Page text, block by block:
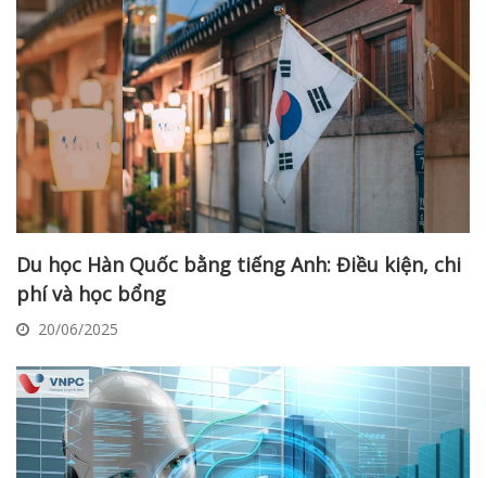
Du học Hàn Quốc bằng tiếng Anh: Điều kiện, chi
phí và học bổng
20/06/2025